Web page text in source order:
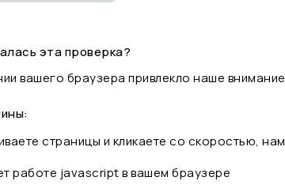
эта проверка?
вашего браузера привлекло наше
страницы и кликаете со скоростью,
работе javascript в вашем браузере